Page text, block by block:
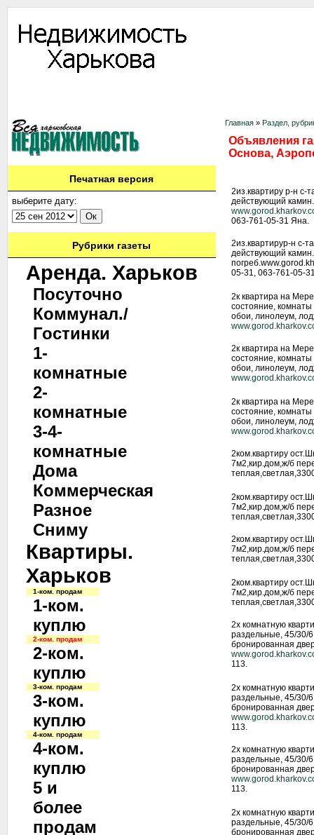
Печатная версия
выберите дату:
Рубрики газеты
Аренда. Харьков
Посуточно
Коммунал./
Гостинки
1-
комнатные
2-
комнатные
3-4-
комнатные
Дома
Коммерческая
Разное
Сниму
Квартиры.
Харьков
1-ком. продам
1-ком.
куплю
2-ком. продам
2-ком.
куплю
3-ком. продам
3-ком.
куплю
4-ком. продам
4-ком.
куплю
5 и
более
продам
Главная » Раздел,
Объявления
Основа,
2из.квартиру р-н с-
действующий
063-761-05-31 Яна.
2из.квартирур-н с-
действующий
05-31, 063-761-05-
2к квартира на
состояние,
обои, линолеум,
2к квартира на
состояние,
обои, линолеум,
2к квартира на
состояние,
обои, линолеум,
2ком.квартиру
7м2,кир.дом,ж/б
2ком.квартиру
7м2,кир.дом,ж/б
2ком.квартиру
7м2,кир.дом,ж/б
2ком.квартиру
7м2,кир.дом,ж/б
2х комнатную
раздельные, 45/30/
бронированная
113.
2х комнатную
раздельные, 45/30/
бронированная
113.
2х комнатную
раздельные, 45/30/
бронированная
113.
2х комнатную
раздельные, 45/30/
бронированная